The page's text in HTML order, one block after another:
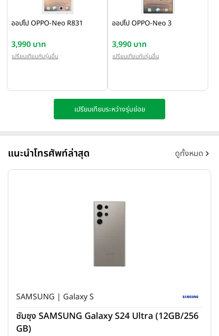
ออปโป OPPO-Neo R831
3,990 บาท
เปรียบเทียบกับรุ่นอื่น
ออปโป OPPO-Neo 3
3,990 บาท
เปรียบเทียบกับรุ่นอื่น
เปรียบเทียบระหว่างรุ่นย่อย
แนะนำโทรศัพท์ล่าสุด ดูทั้งหมด
SAMSUNG | Galaxy S
ซัมซุง SAMSUNG Galaxy S24 Ultra (12GB/256
GB)